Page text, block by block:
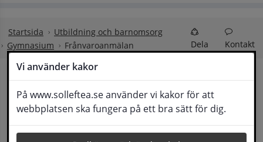
Vi använder kakor
På www.solleftea.se använder vi kakor för att
webbplatsen ska fungera på ett bra sätt för dig.
Startsida
Utbildning och barnomsorg
Gymnasium
Frånvaroanmälan Dela Kontakt
Frånvaroanmälan
Information till vårdnadshavare och elever vid